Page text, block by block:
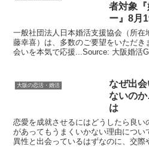
者対象『
ー』8月
定！
一般社団法人日本婚活支援協会（所
藤幸喜）は、多数のご要望をいただき
会いを本気で応援...Source: 大阪婚活
大阪の恋活・婚活
なぜ出
ないの
は
恋愛を成就させるにはどうしたら良
があってもうまくいかない理由につ
異性と出会っているはずなのに、交